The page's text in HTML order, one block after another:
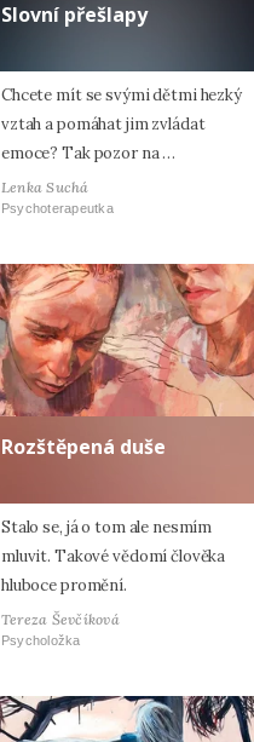
Slovní přešlapy
Chcete mít se svými dětmi hezký
vztah a pomáhat jim zvládat
emoce? Tak pozor na …
Lenka Suchá
Psychoterapeutka
Rozštěpená duše
Stalo se, já o tom ale nesmím
mluvit. Takové vědomí člověka
hluboce promění.
Tereza Ševčíková
Psycholožka